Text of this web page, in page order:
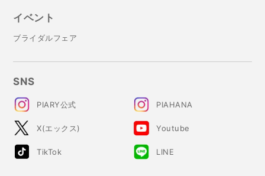
イベント
ブライダルフェア
SNS
PIARY公式 PIAHANA
X(エックス) Youtube
TikTok LINE